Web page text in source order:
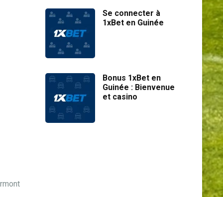
Se connecter à
1xBet en Guinée
Bonus 1xBet en
Guinée : Bienvenue
et casino